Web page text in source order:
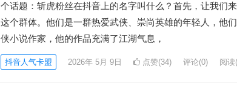
个话题：斩虎粉丝在抖音上的名字叫什么？首先，让我们来
这个群体。他们是一群热爱武侠、崇尚英雄的年轻人，他
侠小说作家，他的作品充满了江湖气息，
抖音人气卡盟 2026年 5月 9日 点赞(34) 评论(0) 阅读